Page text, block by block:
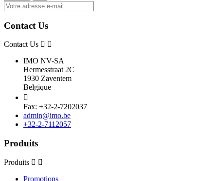
Contact Us
Contact Us
IMO NV-SA
Hermesstraat 2C
1930 Zaventem
Belgique

Fax: +32-2-7202037
admin@imo.be
+32-2-7112057
Produits
Produits
Promotions